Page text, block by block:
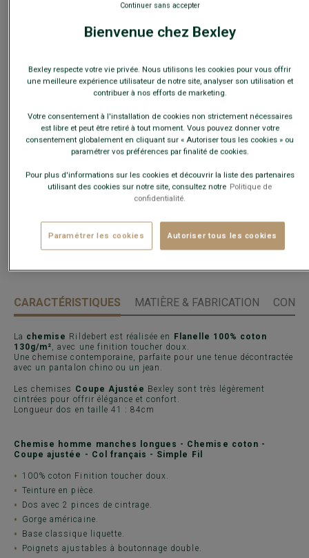
Ce modèle taille grand, choisir la taille en-dessous de votre
taille habituelle.
Guide des tailles
Quelle est ma taille ?
− + AJOUTER AU PANIER
(commandez avant 14h)
CARACTÉRISTIQUES MATIÈRE & FABRICATION
La chemise Rildebert est réalisée en
Flanelle 100% coton
130g/m², avec une finition toucher doux.
Une chemise contemporaine, parfaite pour une tenue décontractée
avec un pantalon chino ou un jean.
Les chemises Coupe Ajustée Bexley sont très légèrement
cintrées pour offrir élégance et confort.
Longueur dos en taille 41 : 84cm
Chemise homme manches longues - Chemise coton -
Coupe ajustée - Col français - Simple Fil
100% coton Finition toucher doux.
Teinture en pièce.
Dos avec 2 pinces de cintrage.
Gorge américaine.
Base classique liquette.
Poignets ajustables à boutonnage double.
Bienvenue chez Bexley
Bexley respecte votre vie privée. Nous utilisons les cookies pour vous offrir
une meilleure expérience utilisateur de notre site, analyser son utilisation et
contribuer à nos efforts de marketing.
Votre consentement à l'installation de cookies non strictement nécessaires
est libre et peut être retiré à tout moment. Vous pouvez donner votre
consentement globalement en cliquant sur « Autoriser tous les cookies » ou
paramétrer vos préférences par finalité de cookies.
Pour plus d'informations sur les cookies et découvrir la liste des partenaires
utilisant des cookies sur notre site, consultez notre Politique de
confidentialité.
Paramétrer les cookies Autoriser tous les cookies
Continuer sans accepter